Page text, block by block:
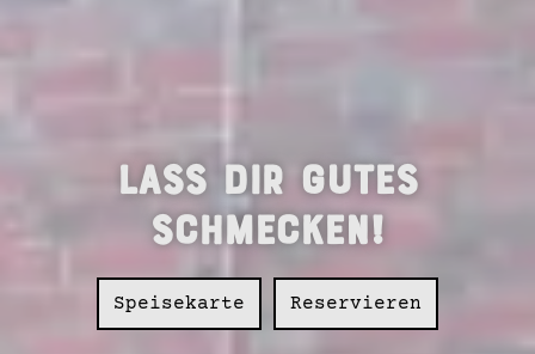
Lass Dir Gutes
schmecken!
Speisekarte Reservieren